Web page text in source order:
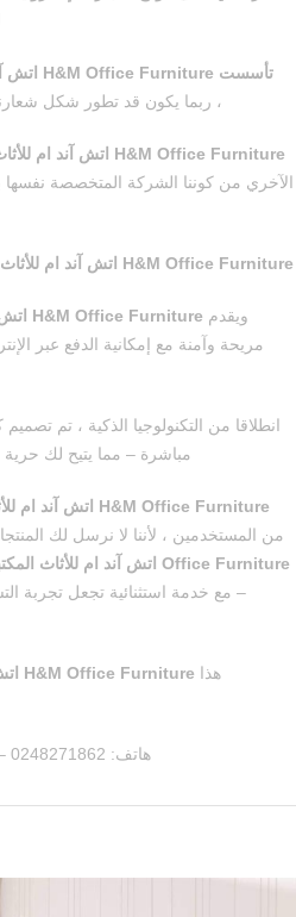
تأسست H&M Office Furniture اتش آند ام للأثاث المكتبي
، ربما يكون قد تطور شكل شعارنا
H&M Office Furniture اتش آند ام للأثاث المكتبي
الآخري من كوننا الشركة المتخصصة نفسها
H&M Office Furniture اتش آند ام للأثاث المكتبي
ويقدم H&M Office Furniture اتش آند ام للأثاث المكتبي
مريحة وآمنة مع إمكانية الدفع عبر
انطلاقا من التكنولوجيا الذكية ، تم
مباشرة – مما يتيح لك
H&M Office Furniture اتش آند ام للأثاث المكتبي
من المستخدمين ، لأننا لا نرسل لك
Office Furniture اتش آند ام للأثاث المكتبي
– مع خدمة استثنائية تجعل تجربة
هذا H&M Office Furniture اتش آند ام للأثاث المكتبي
هاتف: 0248271862 – 01157394791 – 01094584537